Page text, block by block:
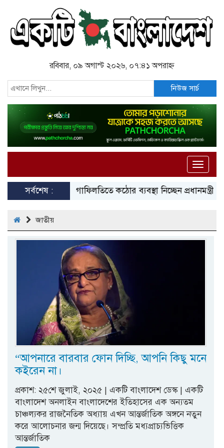
রবিবার, ০৯ অগাস্ট ২০২৬, ০৭:৪১ অপরাহ্ন
নিউজ সার্চ
Toggle
সর্বশেষ :গাফিলতিতে কঠোর ব্যবস্থা নিচ্ছেন প্রধানমন্ত্রী: রিজভী
জাতীয়
“আপনারে বারবার ফোন দিচ্ছি, আপনি কিছু মনে
কইরেন না।
প্রকাশ: ২৫শে জুলাই, ২০২৫ | একটি বাংলাদেশ ডেস্ক | একটি
বাংলাদেশ অনলাইন বাংলাদেশের ইতিহাসের এক অন্যতম
চাঞ্চল্যকর রাজনৈতিক অধ্যায় এখন আন্তর্জাতিক অঙ্গনে নতুন
করে আলোচনার জন্ম দিয়েছে। সম্প্রতি মধ্যপ্রাচ্যভিত্তিক
আন্তর্জাতিক